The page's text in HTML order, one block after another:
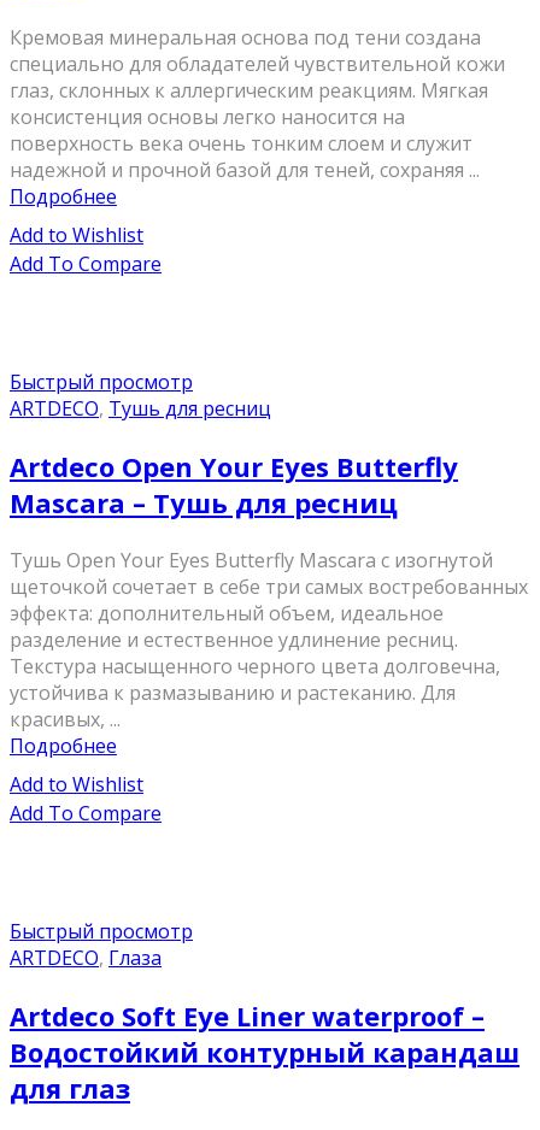
Кремовая минеральная основа под тени создана
специально для обладателей чувствительной кожи
глаз, склонных к аллергическим реакциям. Мягкая
консистенция основы легко наносится на
поверхность века очень тонким слоем и служит
надежной и прочной базой для теней, сохраняя ...
Подробнее
Add to Wishlist
Add To Compare
Быстрый просмотр
ARTDECO, Тушь для ресниц
Artdeco Open Your Eyes Butterfly
Mascara – Тушь для ресниц
Тушь Open Your Eyes Butterfly Mascara с изогнутой
щеточкой сочетает в себе три самых востребованных
эффекта: дополнительный объем, идеальное
разделение и естественное удлинение ресниц.
Текстура насыщенного черного цвета долговечна,
устойчива к размазыванию и растеканию. Для
красивых, ...
Подробнее
Add to Wishlist
Add To Compare
Быстрый просмотр
ARTDECO, Глаза
Artdeco Soft Eye Liner waterproof –
Водостойкий контурный карандаш
для глаз